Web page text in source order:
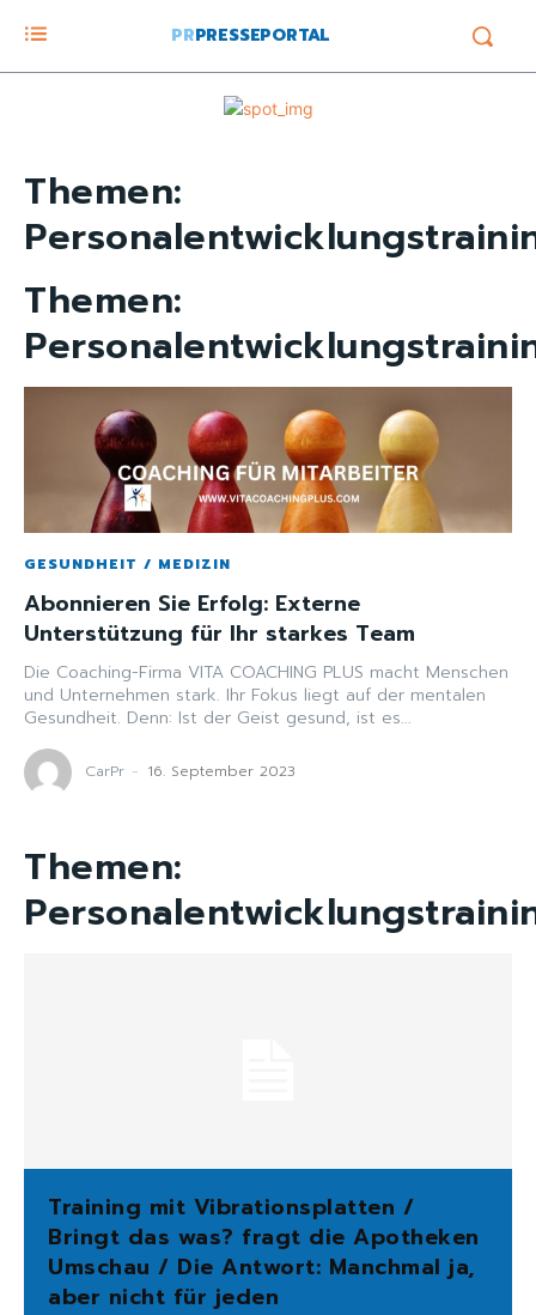
PRPRESSEPORTAL
Themen:
Themen:
GESUNDHEIT / MEDIZIN
Abonnieren Sie Erfolg: Externe
Unterstützung für Ihr starkes Team
Die Coaching-Firma VITA COACHING PLUS macht Menschen
und Unternehmen stark. Ihr Fokus liegt auf der mentalen
Gesundheit. Denn: Ist der Geist gesund, ist es...
CarPr - 16. September 2023
Themen:
Training mit Vibrationsplatten /
Bringt das was? fragt die Apotheken
Umschau / Die Antwort: Manchmal ja,
aber nicht für jeden